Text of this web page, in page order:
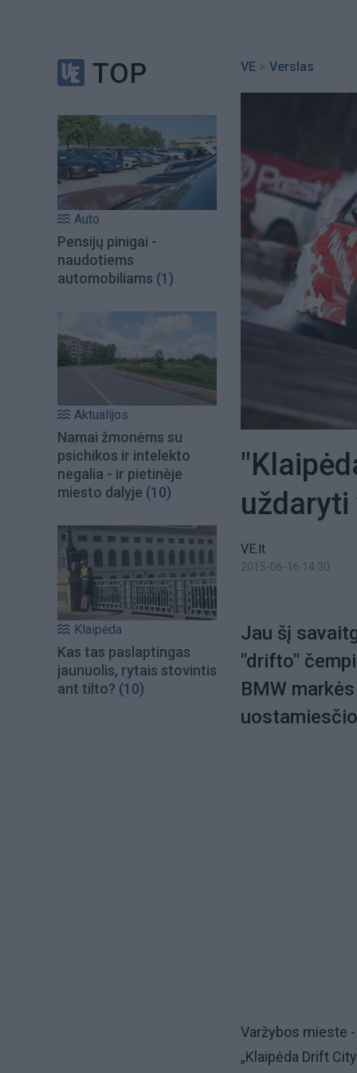
TOP
Auto
Pensijų pinigai -
naudotiems
automobiliams (1)
Aktualijos
Namai žmonėms su
psichikos ir intelekto
negalia - ir pietinėje
miesto dalyje (10)
Klaipėda
Kas tas paslaptingas
jaunuolis, rytais stovintis
ant tilto? (10)
VE > Verslas
uždaryti
VE.lt
2015-06-16 14:30
Jau šį
"drifto"
BMW
Varžybos mieste
„Klaipėda Drift